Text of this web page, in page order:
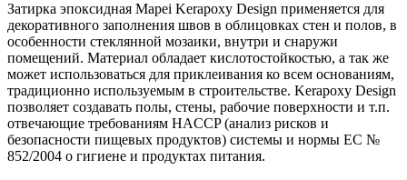
Затирка эпоксидная Mapei Kerapoxy Design применяется для
декоративного заполнения швов в облицовках стен и полов, в
особенности стеклянной мозаики, внутри и снаружи
помещений. Материал обладает кислотостойкостью, а так же
может использоваться для приклеивания ко всем основаниям,
традиционно используемым в строительстве. Kerapoxy Design
позволяет создавать полы, стены, рабочие поверхности и т.п.
отвечающие требованиям HACCP (анализ рисков и
безопасности пищевых продуктов) системы и нормы EC №
852/2004 о гигиене и продуктах питания.